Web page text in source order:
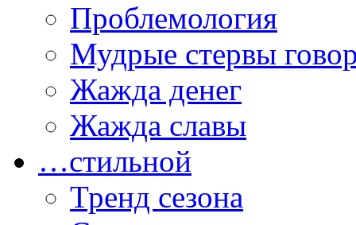
Проблемология
Мудрые стервы
Жажда денег
Жажда славы
…стильной
Тренд сезона